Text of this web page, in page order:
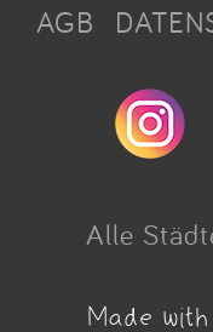
AGB
Alle
Made